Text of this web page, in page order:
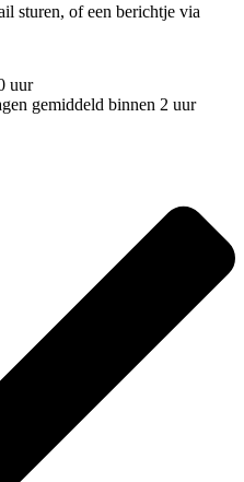
sturen, of een berichtje via
uur
gemiddeld binnen 2 uur